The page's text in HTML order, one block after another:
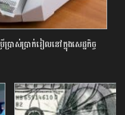
រាស់ប្រាក់រៀលនៅក្នុងសេដ្ឋកិច្ច